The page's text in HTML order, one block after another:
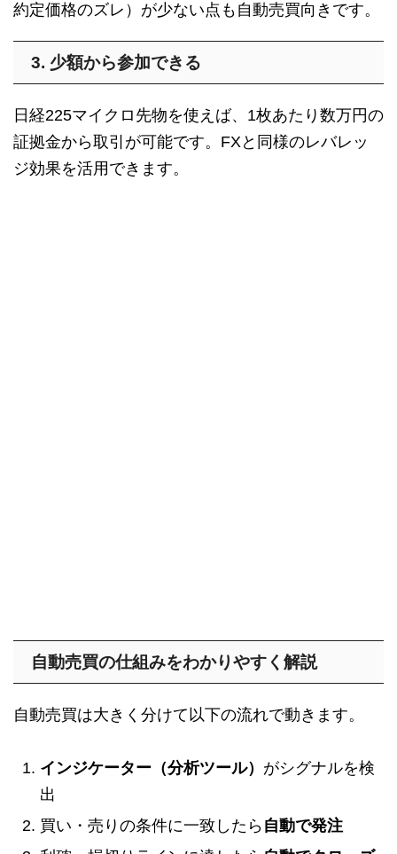
約定価格のズレ）が少ない点も自動売買向きです。
3. 少額から参加できる
日経225マイクロ先物を使えば、1枚あたり数万円の
証拠金から取引が可能です。FXと同様のレバレッ
ジ効果を活用できます。
自動売買の仕組みをわかりやすく解説
自動売買は大きく分けて以下の流れで動きます。
インジケーター（分析ツール） がシグナルを検
出
買い・売りの条件に一致したら 自動で発注